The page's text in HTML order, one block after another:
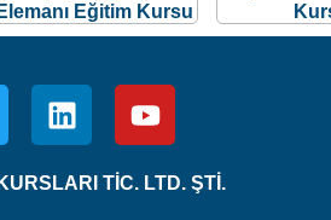
Elemanı Eğitim Kursu
TİC. LTD. ŞTİ.